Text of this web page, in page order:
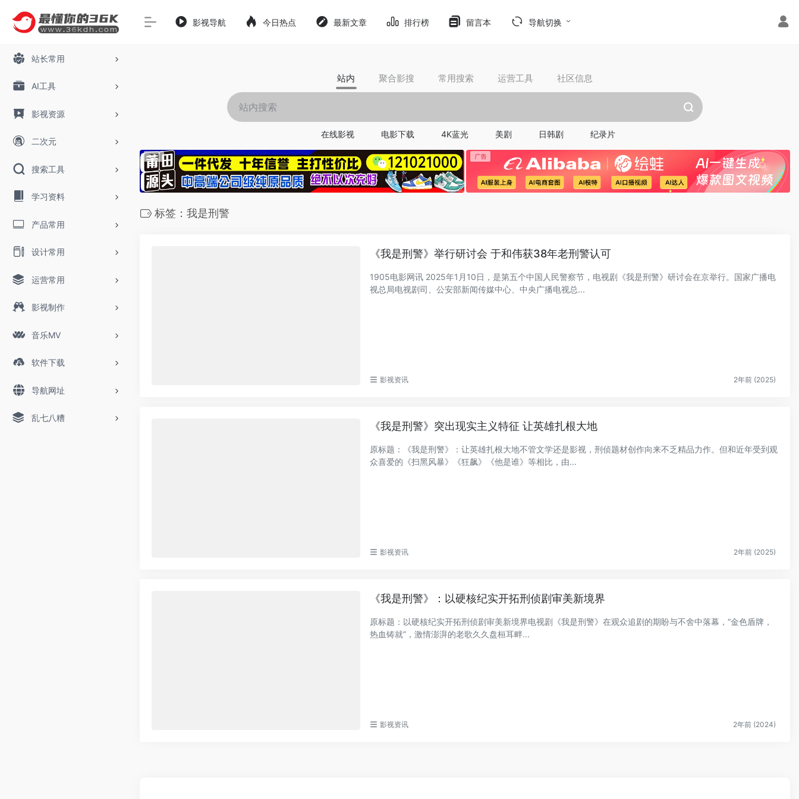
站长常用
AI工具
影视资源
二次元
搜索工具
学习资料
产品常用
设计常用
运营常用
影视制作
音乐MV
软件下载
导航网址
乱七八糟
影视导航 今日热点 最新文章 排行榜 留言本 导航切换
站内 聚合影搜 常用搜索 运营工具 社区信息
在线影视 电影下载 4K蓝光 美剧 日韩剧 纪录片
标签：我是刑警
《我是刑警》举行研讨会 于和伟获38年老刑警认可
1905电影网讯 2025年1月10日，是第五个中国人民警察节，电视剧《我是刑警》研讨会在京举行。国家广播电
视总局电视剧司、公安部新闻传媒中心、中央广播电视总...
影视资讯 2年前 (2025)
《我是刑警》突出现实主义特征 让英雄扎根大地
原标题：《我是刑警》：让英雄扎根大地不管文学还是影视，刑侦题材创作向来不乏精品力作。但和近年受到观
众喜爱的《扫黑风暴》《狂飙》《他是谁》等相比，由...
影视资讯 2年前 (2025)
《我是刑警》：以硬核纪实开拓刑侦剧审美新境界
原标题：以硬核纪实开拓刑侦剧审美新境界电视剧《我是刑警》在观众追剧的期盼与不舍中落幕，“金色盾牌，
热血铸就”，激情澎湃的老歌久久盘桓耳畔...
影视资讯 2年前 (2024)